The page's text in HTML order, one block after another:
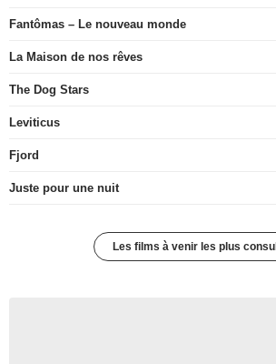
Fantômas – Le nouveau monde
La Maison de nos rêves
The Dog Stars
Leviticus
Fjord
Juste pour une nuit
Les films à venir les plus